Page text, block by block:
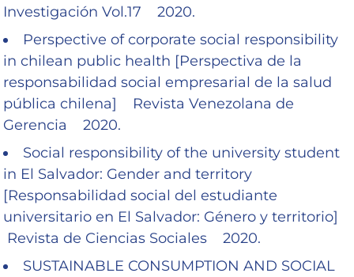
Investigación Vol.17 2020.
Perspective of corporate social responsibility
in chilean public health [Perspectiva de la
responsabilidad social empresarial de la salud
pública chilena] Revista Venezolana de
Gerencia 2020.
Social responsibility of the university student
in El Salvador: Gender and territory
[Responsabilidad social del estudiante
universitario en El Salvador: Género y territorio]
Revista de Ciencias Sociales 2020.
SUSTAINABLE CONSUMPTION AND SOCIAL